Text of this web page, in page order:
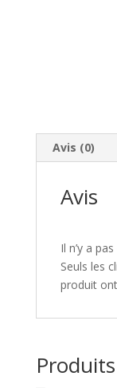
Avis (0)
Avis
Il n’y a
Seuls les
produit